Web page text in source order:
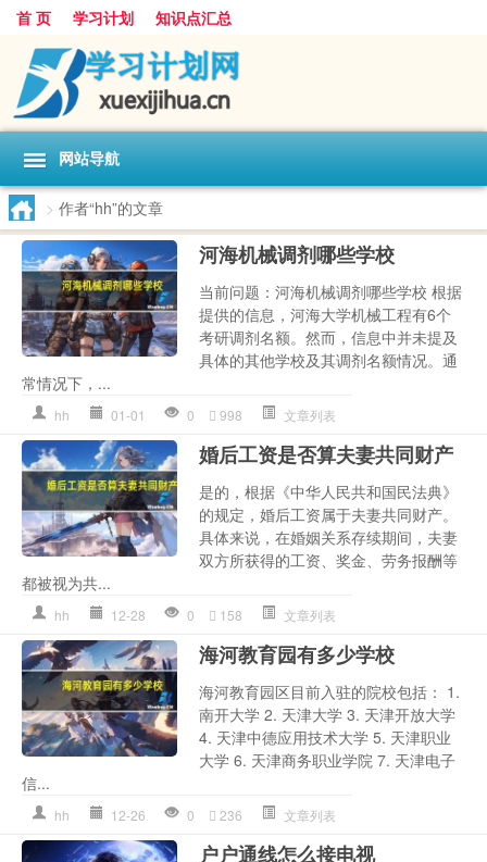
首 页 学习计划 知识点汇总
网站导航
> 作者“hh”的文章
河海机械调剂哪些学校
当前问题：河海机械调剂哪些学校 根据
提供的信息，河海大学机械工程有6个
考研调剂名额。然而，信息中并未提及
具体的其他学校及其调剂名额情况。通
常情况下，...
hh 01-01 0 998 文章列表
婚后工资是否算夫妻共同财产
是的，根据《中华人民共和国民法典》
的规定，婚后工资属于夫妻共同财产。
具体来说，在婚姻关系存续期间，夫妻
双方所获得的工资、奖金、劳务报酬等
都被视为共...
hh 12-28 0 158 文章列表
海河教育园有多少学校
海河教育园区目前入驻的院校包括： 1.
南开大学 2. 天津大学 3. 天津开放大学
4. 天津中德应用技术大学 5. 天津职业
大学 6. 天津商务职业学院 7. 天津电子
信...
hh 12-26 0 236 文章列表
户户通线怎么接电视